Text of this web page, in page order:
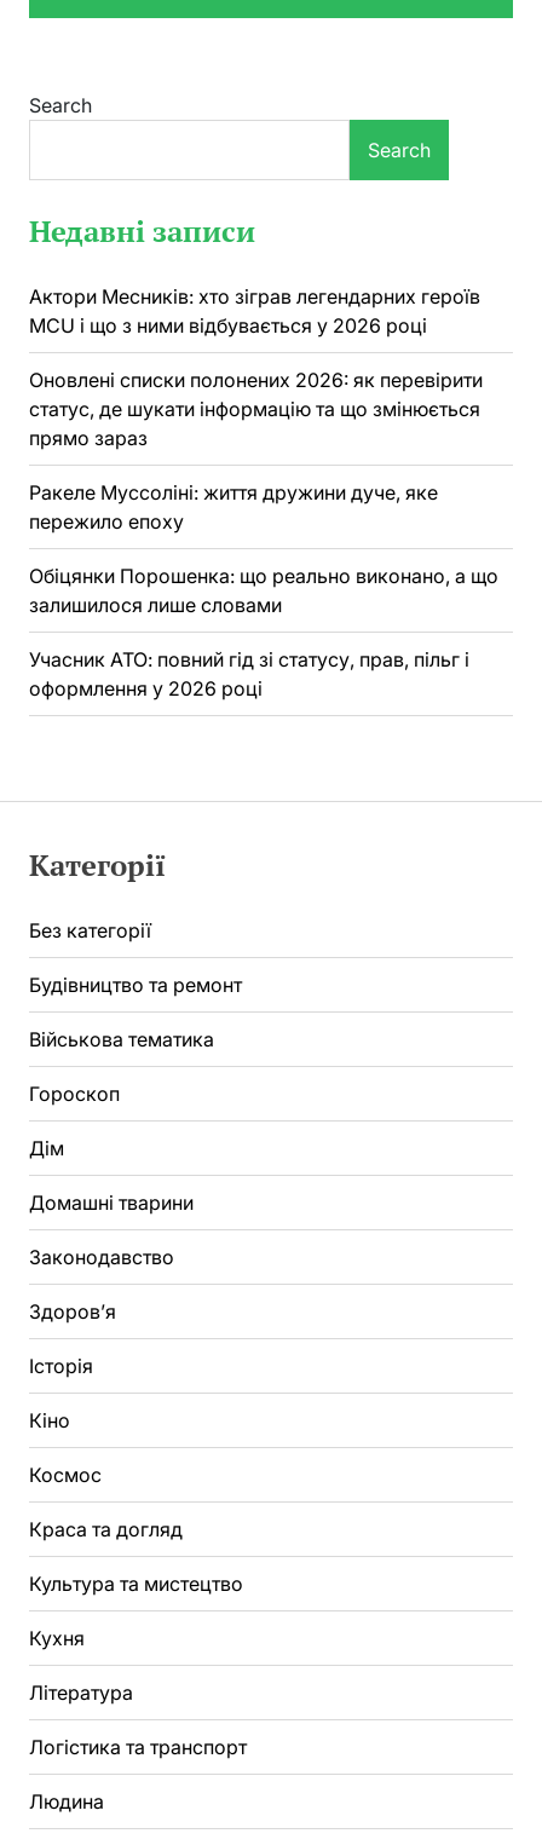
Search
Search
Недавні записи
Актори Месників: хто зіграв легендарних героїв
MCU і що з ними відбувається у 2026 році
Оновлені списки полонених 2026: як перевірити
статус, де шукати інформацію та що змінюється
прямо зараз
Ракеле Муссоліні: життя дружини дуче, яке
пережило епоху
Обіцянки Порошенка: що реально виконано, а що
залишилося лише словами
Учасник АТО: повний гід зі статусу, прав, пільг і
оформлення у 2026 році
Категорії
Без категорії
Будівництво та ремонт
Військова тематика
Гороскоп
Дім
Домашні тварини
Законодавство
Здоров’я
Історія
Кіно
Космос
Краса та догляд
Культура та мистецтво
Кухня
Література
Логістика та транспорт
Людина